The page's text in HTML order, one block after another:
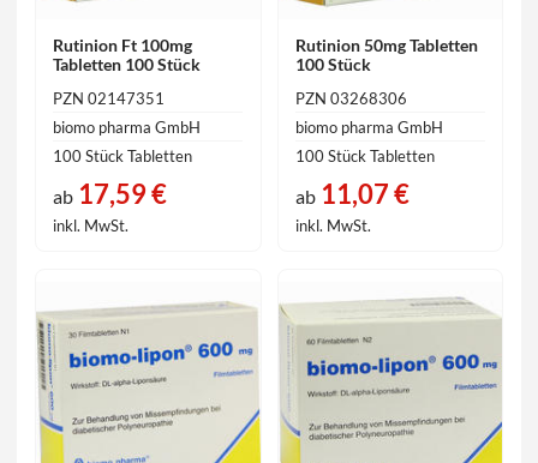
Rutinion Ft 100mg
Tabletten 100 Stück
PZN 02147351
biomo pharma GmbH
100 Stück Tabletten
ab 17,59 €
inkl. MwSt.
Rutinion 50mg Tabletten
100 Stück
PZN 03268306
biomo pharma GmbH
100 Stück Tabletten
ab11,07 €
inkl. MwSt.